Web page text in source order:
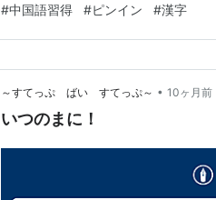
と悟って自分流の方法を探すことに
発音が難しい言語だと著者は言って
#中国語習得 #ピンイン #漢字
～すてっぷ ばい すてっぷ～ • 10ヶ月前
いつのまに！